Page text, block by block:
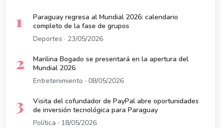
1
Paraguay regresa al Mundial 2026: calendario
completo de la fase de grupos
Deportes · 23/05/2026
2
Marilina Bogado se presentará en la apertura del
Mundial 2026
Entretenimiento · 08/05/2026
3
Visita del cofundador de PayPal abre oportunidades
de inversión tecnológica para Paraguay
Política · 18/05/2026